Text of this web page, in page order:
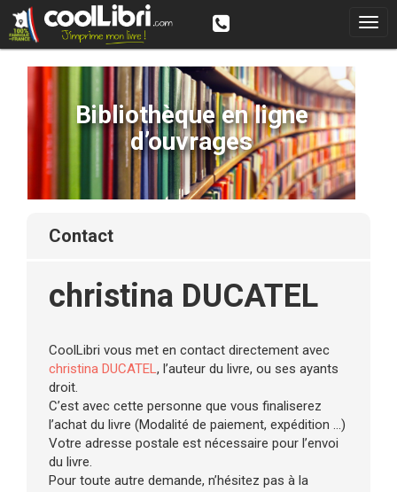
Bibliothèque en ligne
d’ouvrages
contact
christina DUCATEL
CoolLibri vous met en contact directement avec
christina DUCATEL, l’auteur du livre, ou ses ayants
droit.
C’est avec cette personne que vous finaliserez
l’achat du livre (Modalité de paiement, expédition ...)
Votre adresse postale est nécessaire pour l’envoi
du livre.
Pour toute autre demande, n’hésitez pas à la